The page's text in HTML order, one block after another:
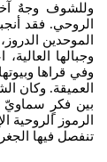
وللشوف وجهٌ
الروحي. فقد
الموحدين
وجبالها
وفي قراها
العميقة. وكان
بين فكرٍ سماويّ
الرموز الروحية
تنفصل فيها